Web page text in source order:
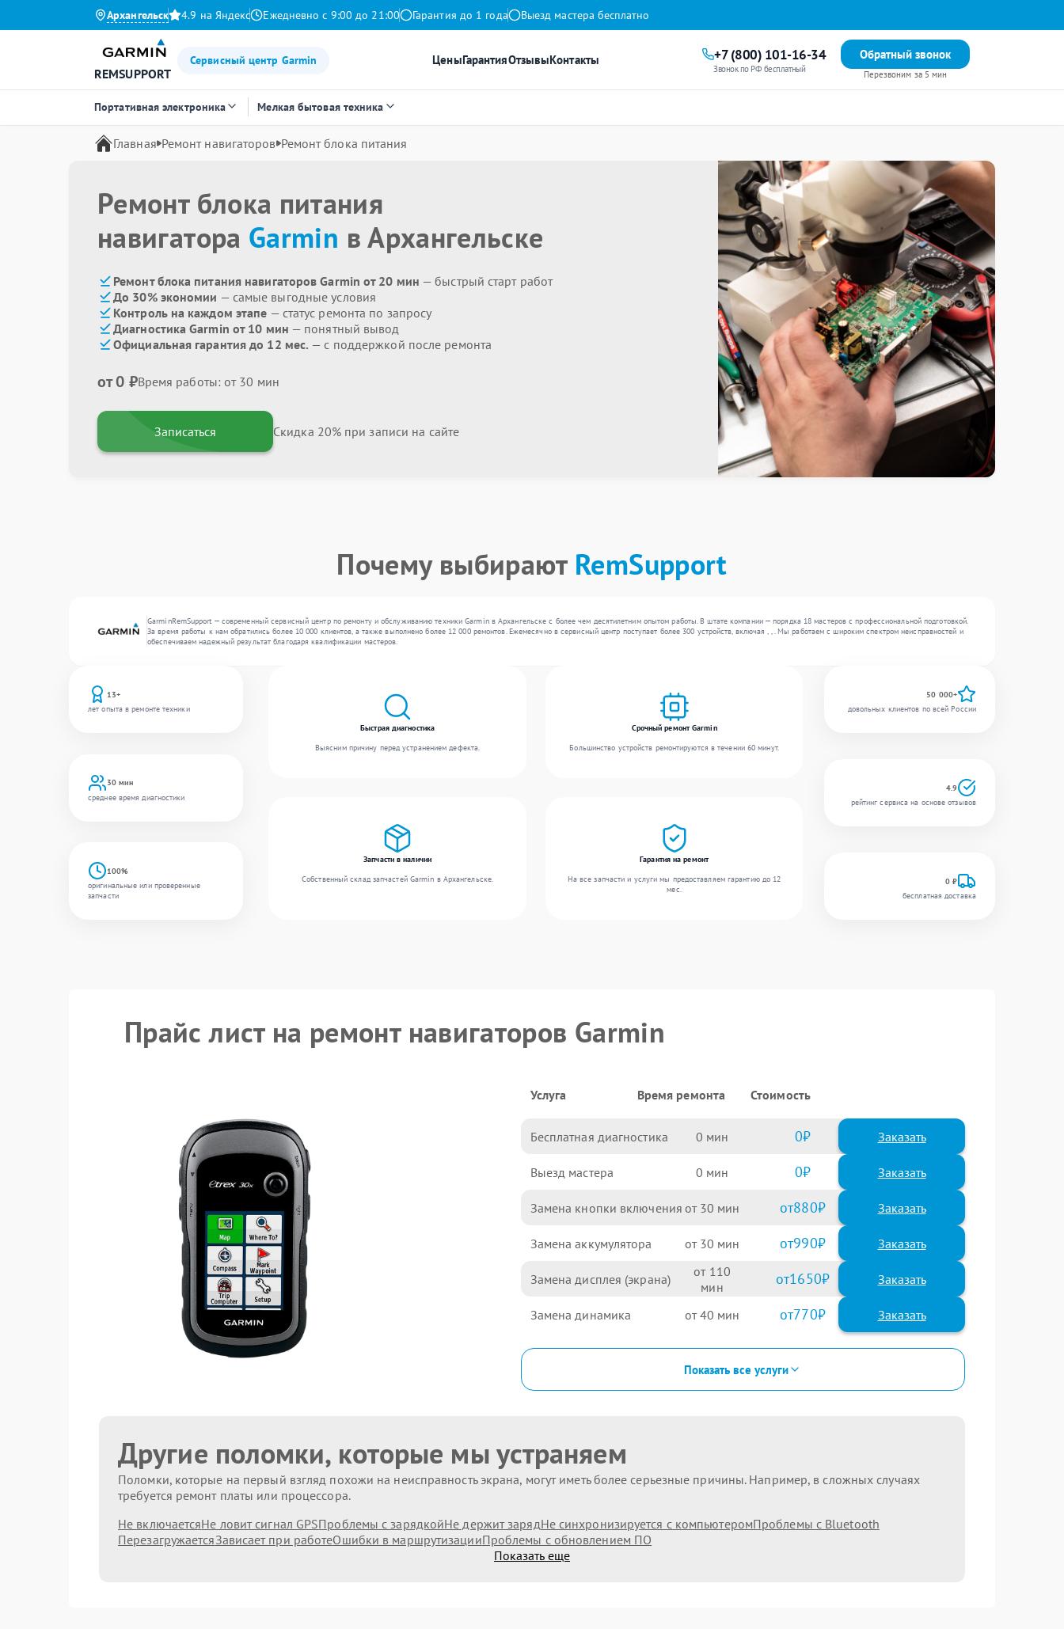
Архангельск 4.9 на Яндекс Ежедневно с 9:00 до 21:00 Гарантия до 1 года Выезд мастера бесплатно
REMSUPPORT
Сервисный центр Garmin ЦеныГарантияОтзывыКонтакты +7 (800) 101-16-34
Звонок по РФ бесплатный
Обратный звонок
Перезвоним за 5 мин
Портативная электроника Мелкая бытовая техника
Главная Ремонт навигаторов Ремонт блока питания
Ремонт блока питания
навигатора Garmin в Архангельске
Ремонт блока питания навигаторов Garmin от 20 мин — быстрый старт работ
До 30% экономии — самые выгодные условия
Контроль на каждом этапе — статус ремонта по запросу
Диагностика Garmin от 10 мин — понятный вывод
Официальная гарантия до 12 мес. — с поддержкой после ремонта
от 0 ₽Время работы: от 30 мин
Записаться Скидка 20% при записи на сайте
Почему выбирают RemSupport
GarminRemSupport — современный сервисный центр по ремонту и обслуживанию техники Garmin в Архангельске с более чем десятилетним опытом работы. В штате компании — порядка 18 мастеров с профессиональной подготовкой.
За время работы к нам обратились более 10 000 клиентов, а также выполнено более 12 000 ремонтов. Ежемесячно в сервисный центр поступает более 300 устройств, включая , , . Мы работаем с широким спектром неисправностей и
обеспечиваем надежный результат благодаря квалификации мастеров.
13+
лет опыта в ремонте техники
30 мин
среднее время диагностики
100%
оригинальные или проверенные
запчасти
Быстрая диагностика
Выясним причину перед устранением дефекта.
Срочный ремонт Garmin
Большинство устройств ремонтируются в течении 60 минут.
Запчасти в наличии
Собственный склад запчастей Garmin в Архангельске.
Гарантия на ремонт
На все запчасти и услуги мы предоставляем гарантию до 12
мес.
50 000+
довольных клиентов по всей России
4.9
рейтинг сервиса на основе отзывов
0 ₽
бесплатная доставка
Прайс лист на ремонт навигаторов Garmin
Услуга Время ремонта Стоимость
Бесплатная диагностика 0 0 Заказать
Выезд мастера 0 0 Заказать
Замена кнопки включения 30 880
Замена аккумулятора 30 990
Замена дисплея (экрана) 110 1650
Замена динамика 40 770
Показать все услуги
Другие поломки, которые мы устраняем
Поломки, которые на первый взгляд похожи на неисправность экрана, могут иметь более серьезные причины. Например, в сложных случаях
требуется ремонт платы или процессора.
Не включаетсяНе ловит сигнал GPSПроблемы с зарядкойНе держит зарядНе синхронизируется с компьютеромПроблемы с Bluetooth
ПерезагружаетсяЗависает при работеОшибки в маршрутизацииПроблемы с обновлением ПО
Показать еще